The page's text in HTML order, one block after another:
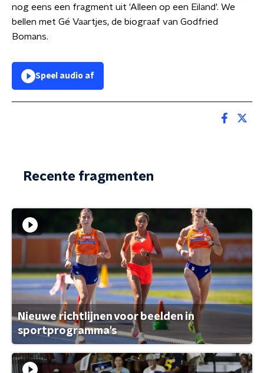
nog eens een fragment uit 'Alleen op een Eiland'. We
bellen met Gé Vaartjes, de biograaf van Godfried
Bomans.
Speel audio af
Recente fragmenten
Nieuwe richtlijnen voor beelden in
sportprogramma's